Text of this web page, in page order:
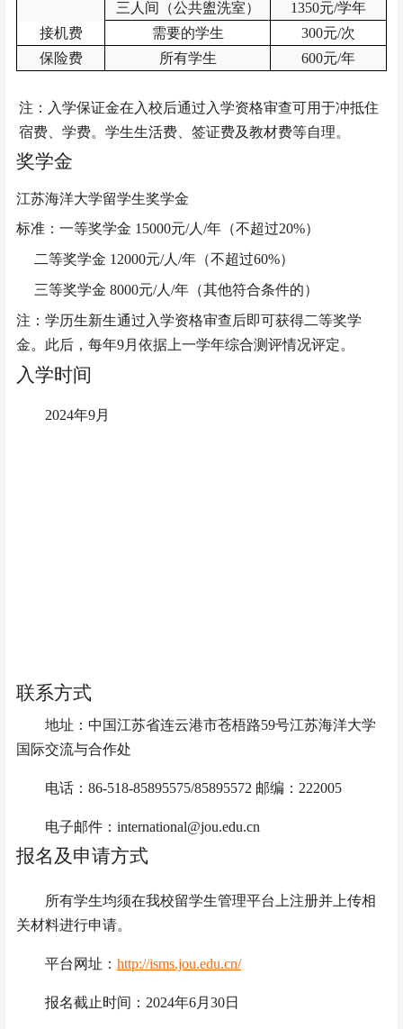
三人间（公共盥洗室）
1350元/学年
接机费
需要的学生
300元/次
保险费
所有学生 600元/年
注：入学保证金在入校后通过入学资格审查可用于冲抵住
宿费、学费。学生生活费、签证费及教材费等自理。
奖学金
江苏海洋大学留学生奖学金
标准：一等奖学金 15000元/人/年（不超过20%）
二等奖学金 12000元/人/年（不超过60%）
三等奖学金 8000元/人/年（其他符合条件的）
注：学历生新生通过入学资格审查后即可获得二等奖学
金。此后，每年9月依据上一学年综合测评情况评定。
入学时间
2024年9月
联系方式
地址：中国江苏省连云港市苍梧路59号江苏海洋大学
国际交流与合作处
电话： 86-518-85895575/85895572 邮编：222005
电子邮件： international@jou.edu.cn
报名及申请方式
所有学生均须在我校留学生管理平台上注册并上传相
关材料进行申请。
平台网址： http://isms.jou.edu.cn/
报名截止时间： 2024年6月30日